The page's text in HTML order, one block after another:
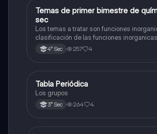
Química
Temas de primer bimestre de
sec
Los temas a tratar son funciones
clasificación de las funciones
y los óxidos ácidos
4° Sec 257 4
Química
Tabla Periódica
Los grupos
3° Sec 264 4